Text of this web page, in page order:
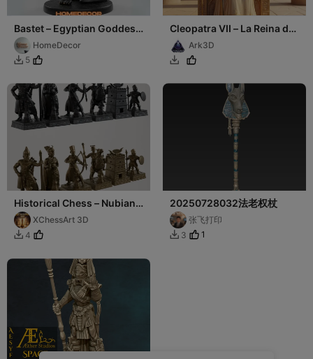
Bastet – Egyptian Goddess
of Protection
HomeDecor
 5
Cleopatra VII – La Reina del
Nilo
Ark3D

Historical Chess – Nubian
Kingdom of Kush –
Pharaoh Taharqa
XChessArt 3D
 4
20250728032法老权杖
张飞打印
 3 1